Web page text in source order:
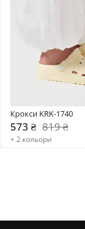
Крокси KRK-1740
573 ₴ 819 ₴
+ 2 кольори